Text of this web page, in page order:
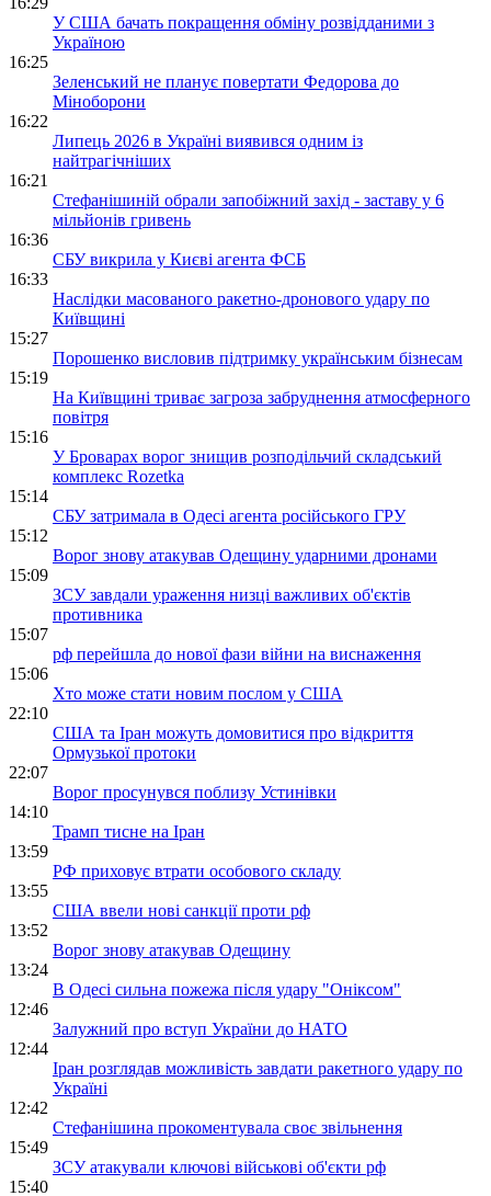
У США бачать покращення обміну розвідданими з
Україною
16:25
Зеленський не планує повертати Федорова до
Міноборони
16:22
Липець 2026 в Україні виявився одним із
найтрагічніших
16:21
Стефанішиній обрали запобіжний захід - заставу у 6
мільйонів гривень
16:36
СБУ викрила у Києві агента ФСБ
16:33
Наслідки масованого ракетно-дронового удару по
Київщині
15:27
Порошенко висловив підтримку українським бізнесам
15:19
На Київщині триває загроза забруднення атмосферного
повітря
15:16
У Броварах ворог знищив розподільчий складський
комплекс Rozetka
15:14
СБУ затримала в Одесі агента російського ГРУ
15:12
Ворог знову атакував Одещину ударними дронами
15:09
ЗСУ завдали ураження низці важливих об'єктів
противника
15:07
рф перейшла до нової фази війни на виснаження
15:06
Хто може стати новим послом у США
22:10
США та Іран можуть домовитися про відкриття
Ормузької протоки
22:07
Ворог просунувся поблизу Устинівки
14:10
Трамп тисне на Іран
13:59
РФ приховує втрати особового складу
13:55
США ввели нові санкції проти рф
13:52
Ворог знову атакував Одещину
13:24
В Одесі сильна пожежа після удару "Оніксом"
12:46
Залужний про вступ України до НАТО
12:44
Іран розглядав можливість завдати ракетного удару по
Україні
12:42
Стефанішина прокоментувала своє звільнення
15:49
ЗСУ атакували ключові військові об'єкти рф
15:40